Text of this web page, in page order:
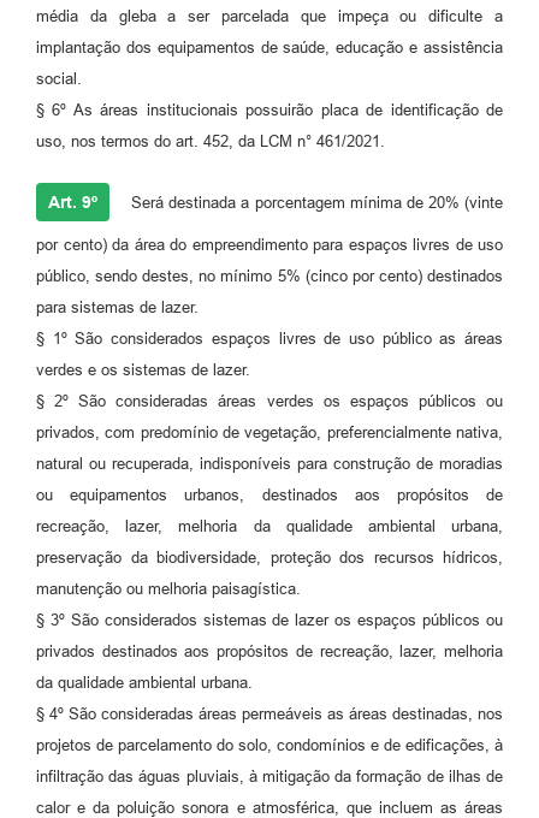
média da gleba a ser parcelada que impeça ou dificulte a
implantação dos equipamentos de saúde, educação e assistência
social.
§ 6º As áreas institucionais possuirão placa de identificação de
uso, nos termos do art. 452, da LCM n° 461/2021.
Art. 9º Será destinada a porcentagem mínima de 20% (vinte
por cento) da área do empreendimento para espaços livres de uso
público, sendo destes, no mínimo 5% (cinco por cento) destinados
para sistemas de lazer.
§ 1º São considerados espaços livres de uso público as áreas
verdes e os sistemas de lazer.
§ 2º São consideradas áreas verdes os espaços públicos ou
privados, com predomínio de vegetação, preferencialmente nativa,
natural ou recuperada, indisponíveis para construção de moradias
ou equipamentos urbanos, destinados aos propósitos de
recreação, lazer, melhoria da qualidade ambiental urbana,
preservação da biodiversidade, proteção dos recursos hídricos,
manutenção ou melhoria paisagística.
§ 3º São considerados sistemas de lazer os espaços públicos ou
privados destinados aos propósitos de recreação, lazer, melhoria
da qualidade ambiental urbana.
§ 4º São consideradas áreas permeáveis as áreas destinadas, nos
projetos de parcelamento do solo, condomínios e de edificações, à
infiltração das águas pluviais, à mitigação da formação de ilhas de
calor e da poluição sonora e atmosférica, que incluem as áreas